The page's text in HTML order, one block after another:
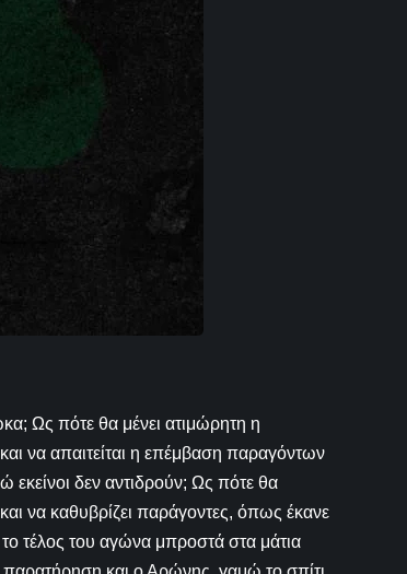
Ως πότε θα μένει ατιμώρητη η
να απαιτείται η επέμβαση παραγόντων
δεν αντιδρούν; Ως πότε θα
να καθυβρίζει παράγοντες, όπως έκανε
τέλος του αγώνα μπροστά στα μάτια